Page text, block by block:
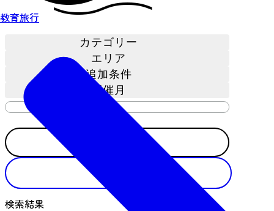
教育旅行
カテゴリー
エリア
追加条件
開催月
検索結果